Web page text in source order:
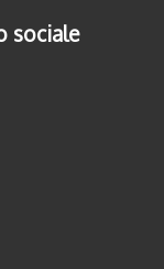
sociale